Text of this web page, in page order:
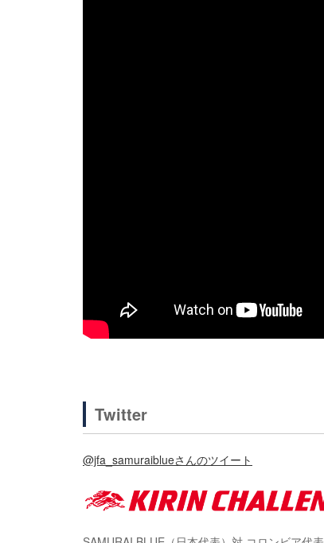
Twitter
@jfa_samuraiblueさんのツイート